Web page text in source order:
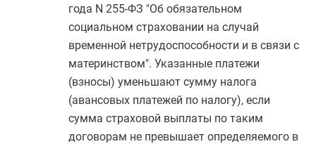
года N 255-ФЗ "Об обязательном
социальном страховании на случай
временной нетрудоспособности и в связи с
материнством". Указанные платежи
(взносы) уменьшают сумму налога
(авансовых платежей по налогу), если
сумма страховой выплаты по таким
договорам не превышает определяемого в